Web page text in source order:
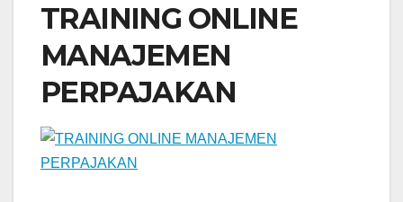
TRAINING ONLINE
MANAJEMEN
PERPAJAKAN